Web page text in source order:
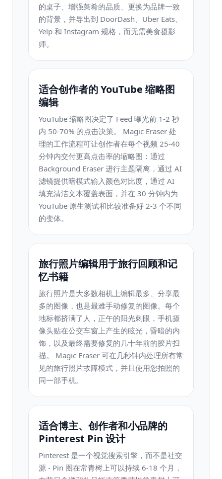
的桌子、增强菜肴的品质、更换为品牌一致
的背景，并导出到 DoorDash、Uber Eats、
Yelp 和 Instagram 规格，而无需美食摄影
师。
适合创作者的 YouTube 缩略图
编辑
YouTube 缩略图决定了 Feed 曝光前 1-2 秒
内 50-70% 的点击决策。 Magic Eraser 处
理的工作流程可让创作者在每个视频 25-40
分钟内交付更高点击率的缩略图：通过
Background Eraser 进行主题隔离，通过 AI
滤镜提供暗模式输入颜色对比度，通过 AI
填充清洁文本覆盖表面，并在 30 分钟内为
YouTube 原生测试和比较准备好 2-3 个不同
的变体。
旅行照片编辑用于旅行回顾和记
忆书籍
旅行照片是大多数相机上编辑最多、分享最
多的图像，也是最难手动修复的图像。每个
地标都挤满了人，正午的阳光刺眼，手机摄
像头贴在公交车窗上产生的眩光，昏暗的内
饰，以及最终需要修复的几十年前的胶片扫
描。 Magic Eraser 可在几秒钟内处理所有常
见的旅行照片故障模式，并且使用您拍照的
同一部手机。
适合博主、创作者和小品牌的
Pinterest Pin 设计
Pinterest 是一个视觉搜索引擎，而不是社交
源 - Pin 图在常青树上可以持续 6-18 个月，